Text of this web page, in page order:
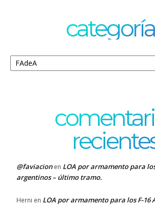
Categorías
@faviacionen LOA por armamento para
argentinos – último tramo.
Herni en LOA por armamento para los F-16